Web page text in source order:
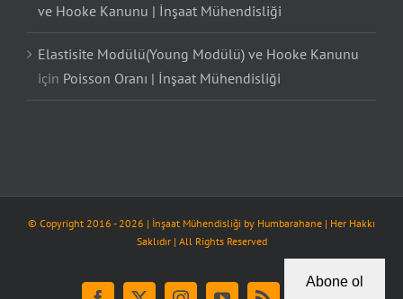
ve Hooke Kanunu | İnşaat Mühendisliği
Elastisite Modülü(Young Modülü) ve Hooke Kanunu
için Poisson Oranı | İnşaat Mühendisliği
© Copyright 2016 -2026 | İnşaat Mühendisliği by Humbarahane | Her Hakkı
Saklıdır | All Rights Reserved
Abone ol